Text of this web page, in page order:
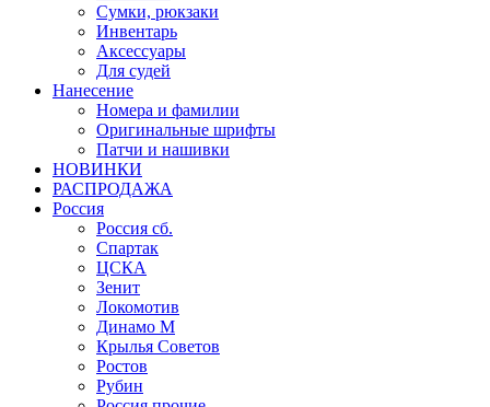
Сумки, рюкзаки
Инвентарь
Аксессуары
Для судей
Нанесение
Номера и фамилии
Оригинальные шрифты
Патчи и нашивки
НОВИНКИ
РАСПРОДАЖА
Россия
Россия сб.
Спартак
ЦСКА
Зенит
Локомотив
Динамо М
Крылья Советов
Ростов
Рубин